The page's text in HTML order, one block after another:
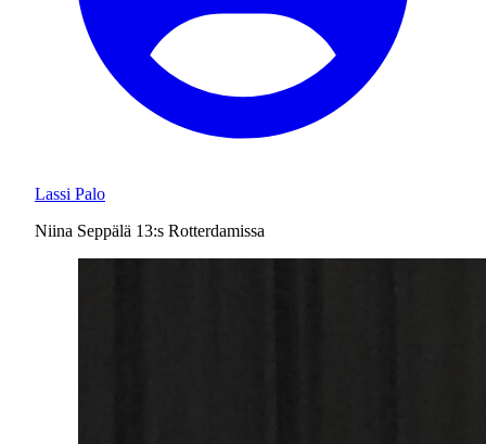
Lassi Palo
Niina Seppälä 13:s Rotterdamissa